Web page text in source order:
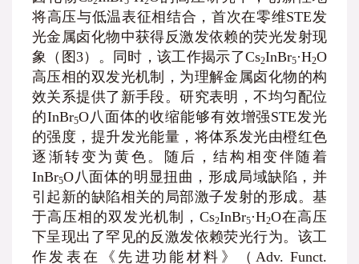
将高压与低温表征相结合，首次在零维STE发
光金属卤化物中获得反激发依赖的荧光发射现
象（图3）。同时，该工作揭示了Cs2InBr5·H2O
高压相的双发光机制，为理解金属卤化物的构
效关系提供了新手段。研究表明，不均匀配位
的InBr5O八面体的收缩能够有效增强STE发光
的强度，提升发光能量，将体系发光由橙红色
逐渐转变为黄色。随后，结构相变伴随着
InBr5O八面体的明显扭曲，形成局域缺陷，并
引起新的缺陷相关的局部激子发射的形成。基
于高压相的双发光机制，Cs2InBr5·H2O在高压
下呈现出了罕见的反激发依赖荧光行为。该工
作发表在《先进功能材料》（Adv. Funct.